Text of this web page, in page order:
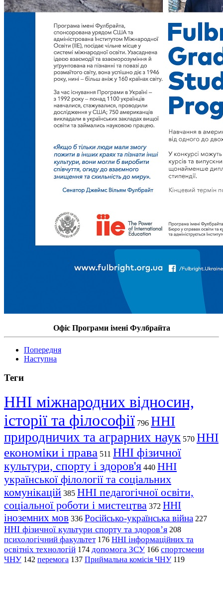
Офіс Програми імені Фулбрайта
Попередня
Наступна
Теги
ННІ міжнародних відносин,
історії та філософії 796 ННІ
природничих та аграрних наук 570 ННІ
економіки і права 511 ННІ фізичної
культури, спорту і здоров'я 440 ННІ
української філології та соціальних
комунікацій 385 ННІ педагогічної освіти,
соціальної роботи і мистецтва 372 ННІ
іноземних мов 336 Російсько-українська війна 227
ННІ фізичної культури спорту та здоров’я 208
психологічний факультет 176 ННІ інформаційних та
освітніх технологій 174 допомога ЗСУ 166 спортсмени
ЧНУ 142 перемога 137 Приймальна комісія ЧНУ 119